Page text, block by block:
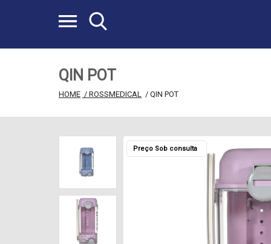
QIN POT
HOME / ROSSMEDICAL / QIN POT
Preço Sob consulta